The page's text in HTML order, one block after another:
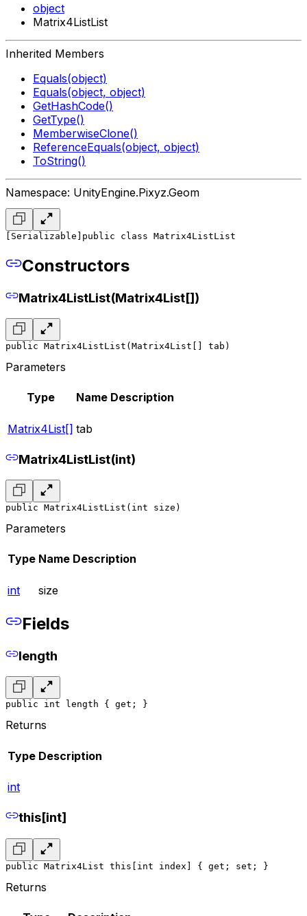
object
Matrix4ListList
Inherited Members
Equals(object)
Equals(object, object)
GetHashCode()
GetType()
MemberwiseClone()
ReferenceEquals(object, object)
ToString()
Namespace: UnityEngine.Pixyz.Geom
[Serializable] public class Matrix4ListList
Constructors
Matrix4ListList(Matrix4List[])
public Matrix4ListList(Matrix4List[] tab)
Parameters
Type Name Description
Matrix4List[] tab
Matrix4ListList(int)
public Matrix4ListList(int size)
Parameters
Type Name Description
int size
Fields
length
public int length { get; }
Returns
Type Description
int
this[int]
public Matrix4List this[int index] { get; set; }
Returns